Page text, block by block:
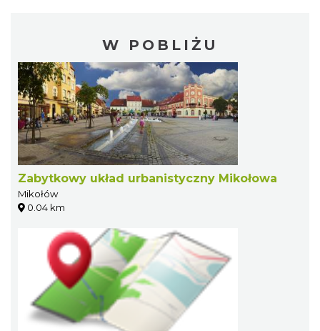
W POBLIŻU
Zabytkowy układ urbanistyczny Mikołowa
Mikołów
0.04 km